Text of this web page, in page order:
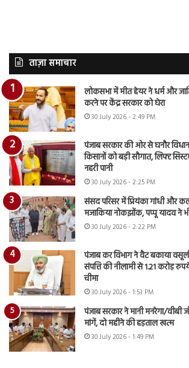
ताज़ा समाचार
लोकसभा में मीत हेयर ने धर्म और
करने पर केंद्र सरकार को घेरा
30 July 2026 - 2:49 PM
पंजाब सरकार की ओर से घनौर
किसानों को बड़ी सौगात, लिफ्ट
नहरी पानी
30 July 2026 - 2:25 PM
संसद परिसर में प्रियंका गांधी और
मजाकिया नोकझोंक, पप्पू यादव ने
30 July 2026 - 2:22 PM
पंजाब कर विभाग ने वैट बकाया
संपत्ति की नीलामी से 1.21 करोड़
चीमा
30 July 2026 - 1:53 PM
पंजाब सरकार ने मानी मनरेगा/वीबी
मांगें, दो महीने की हड़ताल खत्म
30 July 2026 - 1:49 PM